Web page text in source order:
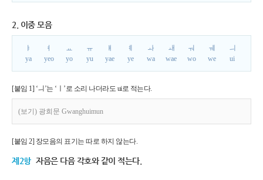
2. 이중 모음
ㅑ
ya
ㅕ
yeo
ㅛ
yo
ㅠ
yu
ㅒ
yae
ㅖ
ye
ㅘ
wa
ㅙ
wae
ㅝ
wo
ㅞ
we
ㅢ
ui
[붙임 1] ‘ㅢ’는 ‘ㅣ’로 소리 나더라도 ui로 적는다.
(보기) 광희문 Gwanghuimun
[붙임 2] 장모음의 표기는 따로 하지 않는다.
제2항 자음은 다음 각호와 같이 적는다.